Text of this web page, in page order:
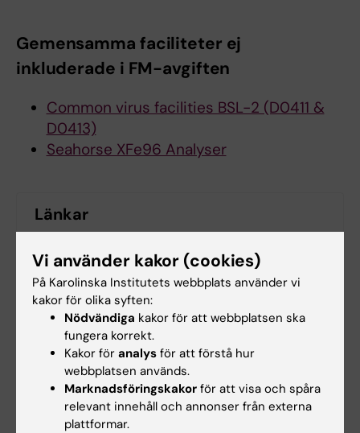
Gemensamma faciliteter ej
inkluderade i FM-avgiften
Common virus facilities BSL-2 (D0411 &
D0413)
Seahorse XFe96 Analyser
Länkar
Waste Management in Biomedicum
FM Helpdesk
Hade du nytta av informationen på denna sida?
Yes
No
Vi använder kakor (cookies)
På Karolinska Institutets webbplats använder vi
kakor för olika syften:
Nödvändiga kakor för att webbplatsen ska
fungera korrekt.
Kakor för analys för att förstå hur
webbplatsen används.
Marknadsföringskakor för att visa och spåra
relevant innehåll och annonser från externa
plattformar.